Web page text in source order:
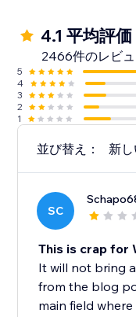
4.1 平均評価
2466件のレビ
5
4
3
2
1
並び替え： 新
SC
This is crap for
It will not bring
from the blog
main field